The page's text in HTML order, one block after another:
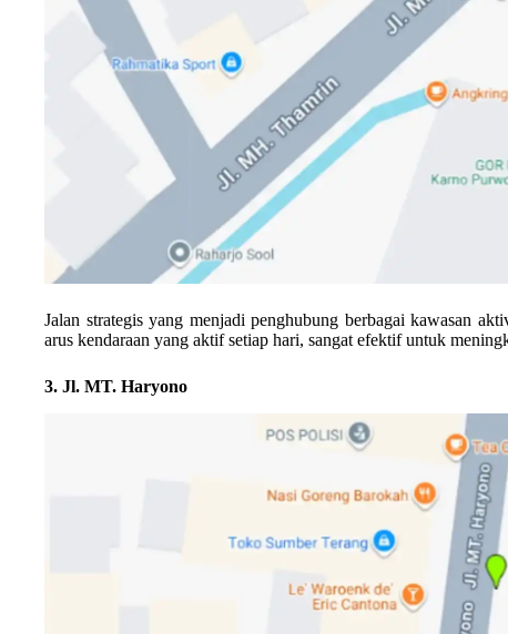
Jalan strategis yang menjadi penghubung berbagai kawasan
arus kendaraan yang aktif setiap hari, sangat efektif untuk
3. Jl. MT. Haryono